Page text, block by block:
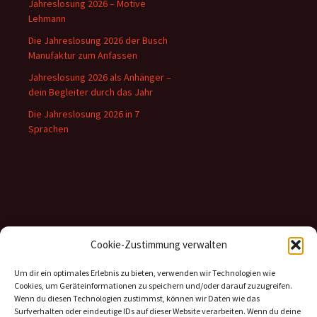
Cookie-Zustimmung verwalten
Um dir ein optimales Erlebnis zu bieten, verwenden wir Technologien wie
Cookies, um Geräteinformationen zu speichern und/oder darauf zuzugreifen.
Wenn du diesen Technologien zustimmst, können wir Daten wie das
Surfverhalten oder eindeutige IDs auf dieser Website verarbeiten. Wenn du deine
Jahreslosung 2026 – Motive
Lehmann
Die Jahreslosung 2026 der Busch
Manufaktur zum Anfassen
Jahreslosung 2026 als Anhänger –
dein Begleiter durch das Jahr
Die Jahreslosung 2026 in 7
Sprachen
Archiv